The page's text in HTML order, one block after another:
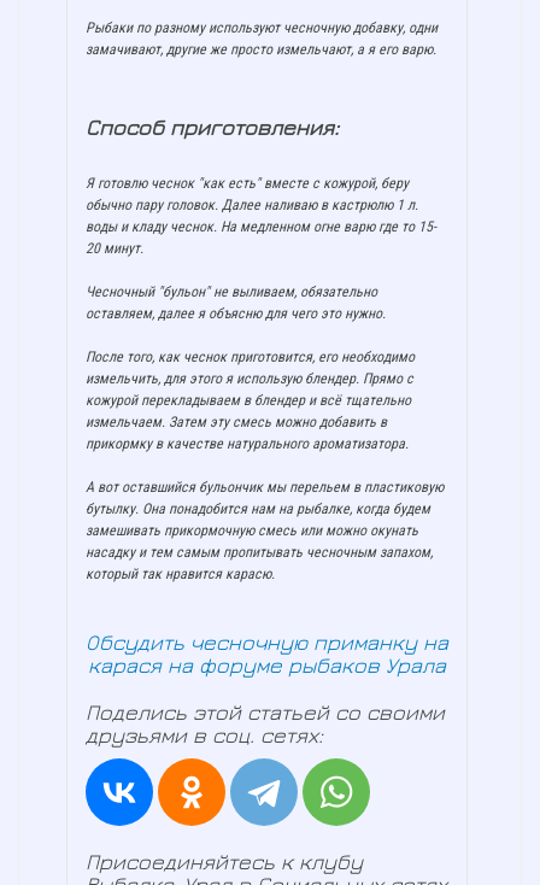
Рыбаки по разному используют чесночную добавку, одни
замачивают, другие же просто измельчают, а я его варю.
Способ приготовления:
Я готовлю чеснок "как есть" вместе с кожурой, беру
обычно пару головок. Далее наливаю в кастрюлю 1 л.
воды и кладу чеснок. На медленном огне варю где то 15-
20 минут.
Чесночный "бульон" не выливаем, обязательно
оставляем, далее я объясню для чего это нужно.
После того, как чеснок приготовится, его необходимо
измельчить, для этого я использую блендер. Прямо с
кожурой перекладываем в блендер и всё тщательно
измельчаем. Затем эту смесь можно добавить в
прикормку в качестве натурального ароматизатора.
А вот оставшийся бульончик мы перельем в пластиковую
бутылку. Она понадобится нам на рыбалке, когда будем
замешивать прикормочную смесь или можно окунать
насадку и тем самым пропитывать чесночным запахом,
который так нравится карасю.
Обсудить чесночную приманку на
карася на форуме рыбаков Урала
Поделись этой статьей со своими
друзьями в соц. сетях:
Присоединяйтесь к клубу